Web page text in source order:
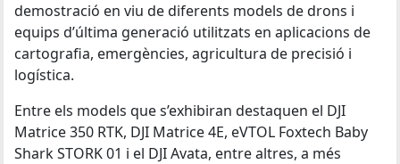
demostració en viu de diferents models de drons i
equips d’última generació utilitzats en aplicacions de
cartografia, emergències, agricultura de precisió i
logística.
Entre els models que s’exhibiran destaquen el DJI
Matrice 350 RTK, DJI Matrice 4E, eVTOL Foxtech Baby
Shark STORK 01 i el DJI Avata, entre altres, a més